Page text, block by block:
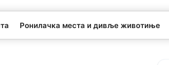
Ронилачка места и дивље животиње